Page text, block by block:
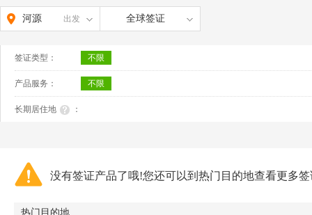
河源 出发 全球签证
签证类型： 不限
产品服务： 不限
长期居住地 ：
没有签证产品了哦!您还可以到热门目的地查看更多
热门目的地